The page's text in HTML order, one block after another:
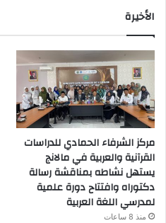
الأخيرة
مركز الشرفاء الحمادي للدراسات
القرآنية والعربية في مالانج
يستهل نشاطه بمناقشة رسالة
دكتوراه وافتتاح دورة علمية
لمدرسي اللغة العربية
منذ 8 ساعات